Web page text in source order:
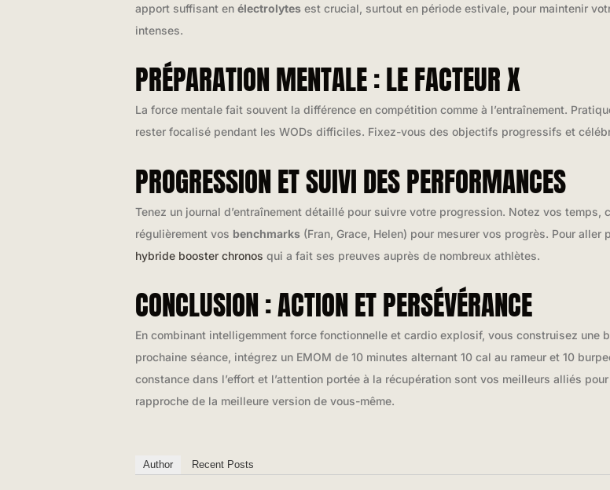
apport suffisant en électrolytes est crucial, surtout en période estivale, pour maintenir
intenses.
PRÉPARATION MENTALE : LE FACTEUR X
La force mentale fait souvent la différence en compétition comme à l’entraînement.
rester focalisé pendant les WODs difficiles. Fixez-vous des objectifs progressifs et
PROGRESSION ET SUIVI DES PERFORMANCES
Tenez un journal d’entraînement détaillé pour suivre votre progression. Notez vos temps,
régulièrement vos benchmarks (Fran, Grace, Helen) pour mesurer vos progrès. Pour
hybride booster chronos qui a fait ses preuves auprès de nombreux athlètes.
CONCLUSION : ACTION ET PERSÉVÉRANCE
En combinant intelligemment force fonctionnelle et cardio explosif, vous construisez une
prochaine séance, intégrez un EMOM de 10 minutes alternant 10 cal au rameur et 10
constance dans l’effort et l’attention portée à la récupération sont vos meilleurs alliés
rapproche de la meilleure version de vous-même.
Author Recent Posts